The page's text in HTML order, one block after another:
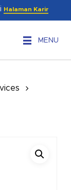
Halaman Karir
MENU
Menu